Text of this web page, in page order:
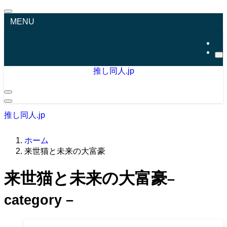
MENU
推し同人.jp
推し同人.jp
ホーム
来世猫と未来の大富豪
来世猫と未来の大富豪–
category –